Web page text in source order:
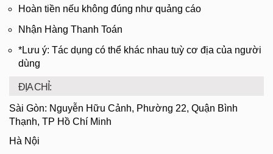
Hoàn tiền nếu không đúng như quảng cáo
Nhận Hàng Thanh Toán
*Lưu ý: Tác dụng có thể khác nhau tuỳ cơ địa của người
dùng
ĐỊA CHỈ:
Sài Gòn: Nguyễn Hữu Cảnh, Phường 22, Quận Bình
Thạnh, TP Hồ Chí Minh
Hà Nội